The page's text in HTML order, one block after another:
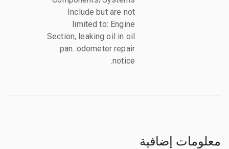
Include but are not
limited to: Engine
Section, leaking oil in oil
pan. odometer repair
notice.
معلومات إضافية